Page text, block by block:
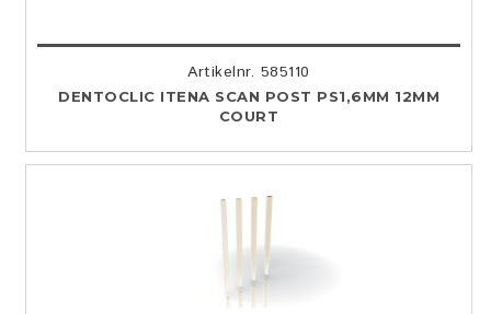
Artikelnr. 585110
DENTOCLIC ITENA SCAN POST PS1,6MM 12MM
COURT